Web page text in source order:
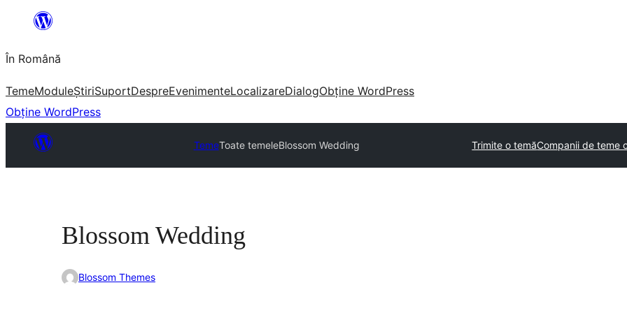
conținut
În Română
TemeModuleȘtiriSuportDespreEvenimenteLocalizareDialogObține WordPress
Obține WordPress
TemeToate temeleBlossom Wedding Trimite o temăCompanii de teme
Blossom Wedding
Blossom Themes